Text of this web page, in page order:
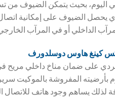
في البهو على مدار ٢٤ ساعة في اليوم، بحيث
الضيوف على إمكانية اتصال
الداخلي أو في المرآب
كينغ هاوس دوسلدورف
على ضمان مناخ داخلي مريح
المفروشة بالموكيت
يساهم وجود هاتف للاتصال